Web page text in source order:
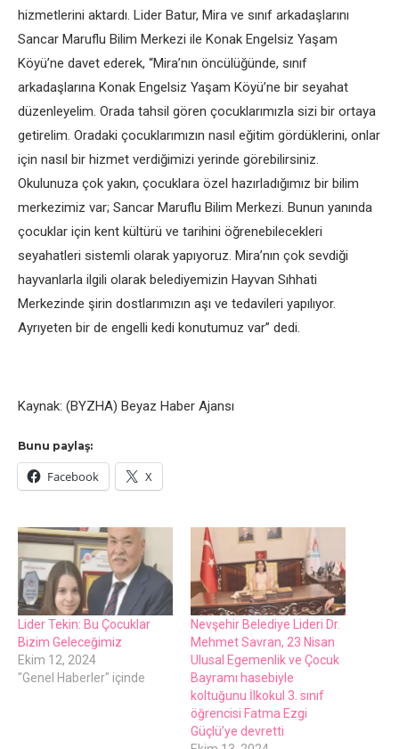
hizmetlerini aktardı. Lider Batur, Mira ve sınıf arkadaşlarını
Sancar Maruflu Bilim Merkezi ile Konak Engelsiz Yaşam
Köyü’ne davet ederek, “Mira’nın öncülüğünde, sınıf
arkadaşlarına Konak Engelsiz Yaşam Köyü’ne bir seyahat
düzenleyelim. Orada tahsil gören çocuklarımızla sizi bir ortaya
getirelim. Oradaki çocuklarımızın nasıl eğitim gördüklerini, onlar
için nasıl bir hizmet verdiğimizi yerinde görebilirsiniz.
Okulunuza çok yakın, çocuklara özel hazırladığımız bir bilim
merkezimiz var; Sancar Maruflu Bilim Merkezi. Bunun yanında
çocuklar için kent kültürü ve tarihini öğrenebilecekleri
seyahatleri sistemli olarak yapıyoruz. Mira’nın çok sevdiği
hayvanlarla ilgili olarak belediyemizin Hayvan Sıhhati
Merkezinde şirin dostlarımızın aşı ve tedavileri yapılıyor.
Ayrıyeten bir de engelli kedi konutumuz var” dedi.
Kaynak: (BYZHA) Beyaz Haber Ajansı
Bunu paylaş:
Facebook X
Lider Tekin: Bu Çocuklar
Bizim Geleceğimiz
Ekim 12, 2024
"Genel Haberler" içinde
Nevşehir Belediye Lideri Dr.
Mehmet Savran, 23 Nisan
Ulusal Egemenlik ve Çocuk
Bayramı hasebiyle
koltuğunu İlkokul 3. sınıf
öğrencisi Fatma Ezgi
Güçlü’ye devretti